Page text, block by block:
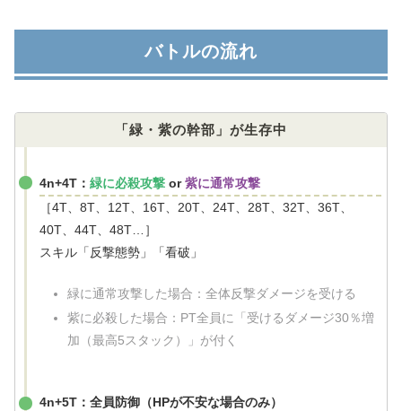
バトルの流れ
「緑・紫の幹部」が生存中
4n+4T： 緑に必殺攻撃 or紫に通常攻撃
［4T、8T、12T、16T、20T、24T、28T、32T、36T、
40T、44T、48T…］
スキル「反撃態勢」「看破」
緑に通常攻撃した場合：全体反撃ダメージを受ける
紫に必殺した場合：PT全員に「受けるダメージ30％増
加（最高5スタック）」が付く
4n+5T：全員防御（HPが不安な場合のみ）